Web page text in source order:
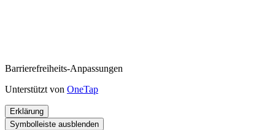
Barrierefreiheits-Anpassungen
Unterstützt von OneTap
Erklärung
Symbolleiste ausblenden